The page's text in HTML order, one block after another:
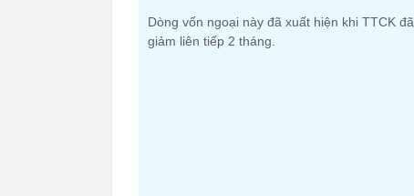
Dòng vốn ngoại này đã xuất hiện khi TTCK đã
giảm liên tiếp 2 tháng.